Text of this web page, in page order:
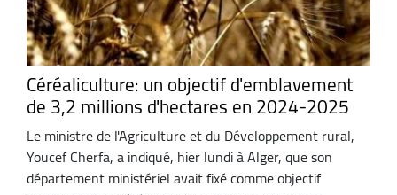
Céréaliculture: un objectif d'emblavement
de 3,2 millions d'hectares en 2024-2025
Le ministre de l'Agriculture et du Développement rural,
Youcef Cherfa, a indiqué, hier lundi à Alger, que son
département ministériel avait fixé comme objectif